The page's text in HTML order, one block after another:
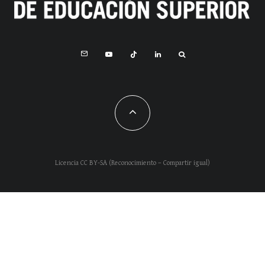
Licencia CC BY-SA (Reconocimiento – Compartir igual)